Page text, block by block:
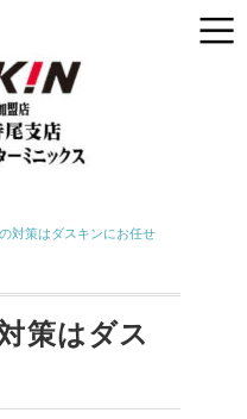
対策はダスキンにお任せ
策はダス